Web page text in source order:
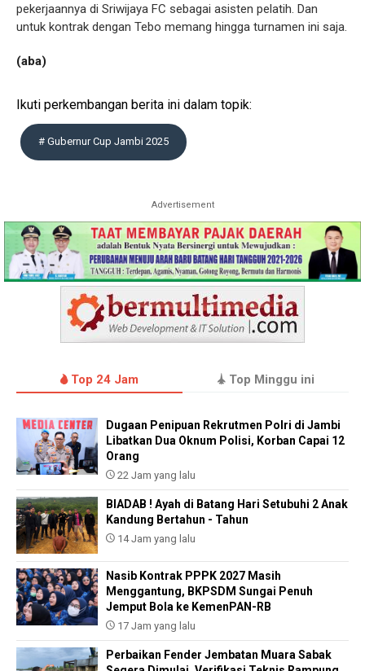
pekerjaannya di Sriwijaya FC sebagai asisten pelatih. Dan
untuk kontrak dengan Tebo memang hingga turnamen ini saja.
(aba)
Ikuti perkembangan berita ini dalam topik:
# Gubernur Cup Jambi 2025
Advertisement
Top 24 Jam Top Minggu ini
Dugaan Penipuan Rekrutmen Polri di Jambi
Libatkan Dua Oknum Polisi, Korban Capai 12
Orang
22 Jam yang lalu
BIADAB ! Ayah di Batang Hari Setubuhi 2 Anak
Kandung Bertahun - Tahun
14 Jam yang lalu
Nasib Kontrak PPPK 2027 Masih
Menggantung, BKPSDM Sungai Penuh
Jemput Bola ke KemenPAN-RB
17 Jam yang lalu
Perbaikan Fender Jembatan Muara Sabak